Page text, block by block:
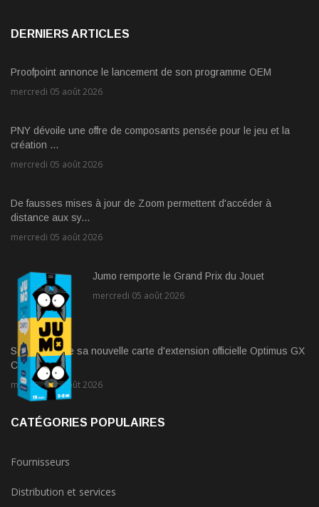
DERNIERS ARTICLES
Proofpoint annonce le lancement de son programme OEM
mercredi 05 août 2026
PNY dévoile une offre de composants pensée pour le jeu et la
création ...
mercredi 05 août 2026
De fausses mises à jour de Zoom permettent d'accéder à
distance aux sy...
mercredi 05 août 2026
Jumo remporte le Grand Prix du Jouet
mercredi 05 août 2026
Sandisk lance sa nouvelle carte d'extension officielle Optimus GX
C50 ...
mercredi 05 août 2026
CATÉGORIES POPULAIRES
Fournisseurs
Distribution et services